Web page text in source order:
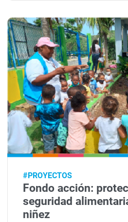
#PROYECTOS
Fondo acción:
seguridad
niñez